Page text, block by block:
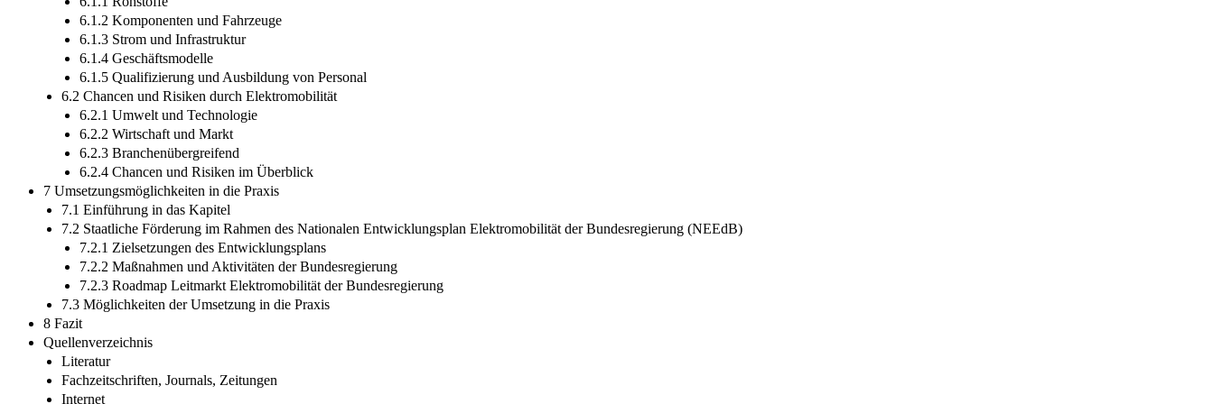
6.1.2 Komponenten und Fahrzeuge
6.1.3 Strom und Infrastruktur
6.1.4 Geschäftsmodelle
6.1.5 Qualifizierung und Ausbildung von Personal
6.2 Chancen und Risiken durch Elektromobilität
6.2.1 Umwelt und Technologie
6.2.2 Wirtschaft und Markt
6.2.3 Branchenübergreifend
6.2.4 Chancen und Risiken im Überblick
7 Umsetzungsmöglichkeiten in die Praxis
7.1 Einführung in das Kapitel
7.2 Staatliche Förderung im Rahmen des Nationalen Entwicklungsplan Elektromobilität der Bundesregierung (NEEdB)
7.2.1 Zielsetzungen des Entwicklungsplans
7.2.2 Maßnahmen und Aktivitäten der Bundesregierung
7.2.3 Roadmap Leitmarkt Elektromobilität der Bundesregierung
7.3 Möglichkeiten der Umsetzung in die Praxis
8 Fazit
Quellenverzeichnis
Literatur
Fachzeitschriften, Journals, Zeitungen
Internet